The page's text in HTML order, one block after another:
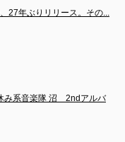
27年ぶりリリース。その...
み系音楽隊 沼　2ndアルバ